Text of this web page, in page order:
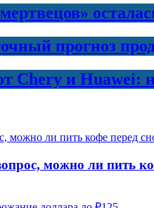
прогноз
Chery и Huawei:
можно ли пить